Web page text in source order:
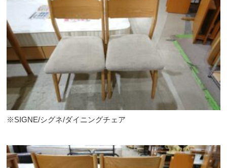
※SIGNE/シグネ/ダイニングチェア